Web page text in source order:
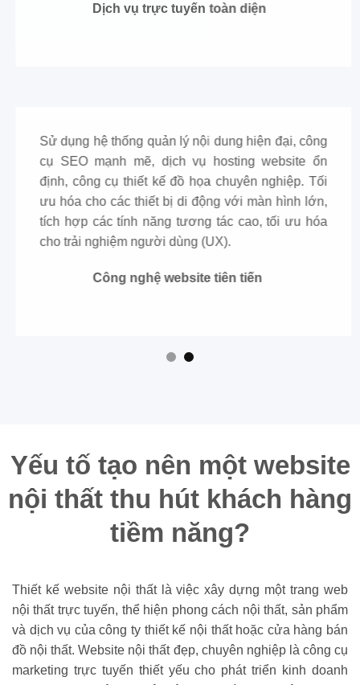
Dịch vụ trực tuyến toàn diện
Sử dụng hệ thống quản lý nội dung hiện đại, công
cụ SEO mạnh mẽ, dịch vụ hosting website ổn
định, công cụ thiết kế đồ họa chuyên nghiệp. Tối
ưu hóa cho các thiết bị di động với màn hình lớn,
tích hợp các tính năng tương tác cao, tối ưu hóa
cho trải nghiệm người dùng (UX).
Công nghệ website tiên tiến
Yếu tố tạo nên một website
nội thất thu hút khách hàng
tiềm năng?
Thiết kế website nội thất là việc xây dựng một trang web
nội thất trực tuyến, thể hiện phong cách nội thất, sản phẩm
và dịch vụ của công ty thiết kế nội thất hoặc cửa hàng bán
đồ nội thất. Website nội thất đẹp, chuyên nghiệp là công cụ
marketing trực tuyến thiết yếu cho phát triển kinh doanh